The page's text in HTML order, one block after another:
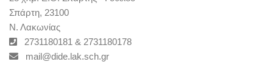
Σπάρτη, 23100
Ν. Λακωνίας
2731180181 & 2731180178
mail@dide.lak.sch.gr